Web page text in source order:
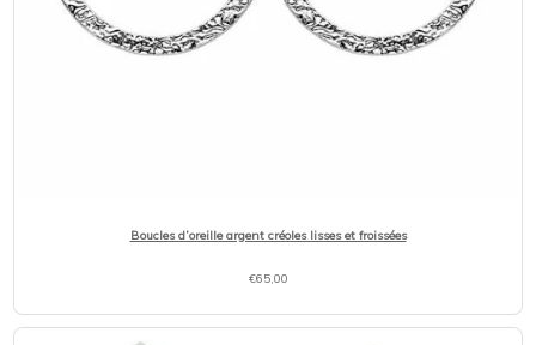
Boucles d’oreille argent créoles lisses et froissées
€65,00